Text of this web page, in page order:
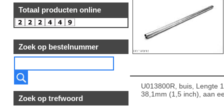
Totaal producten online
Zoek op bestelnummer
Zoek op trefwoord
U013800R, buis, Lengte
38,1mm (1,5 inch), aan